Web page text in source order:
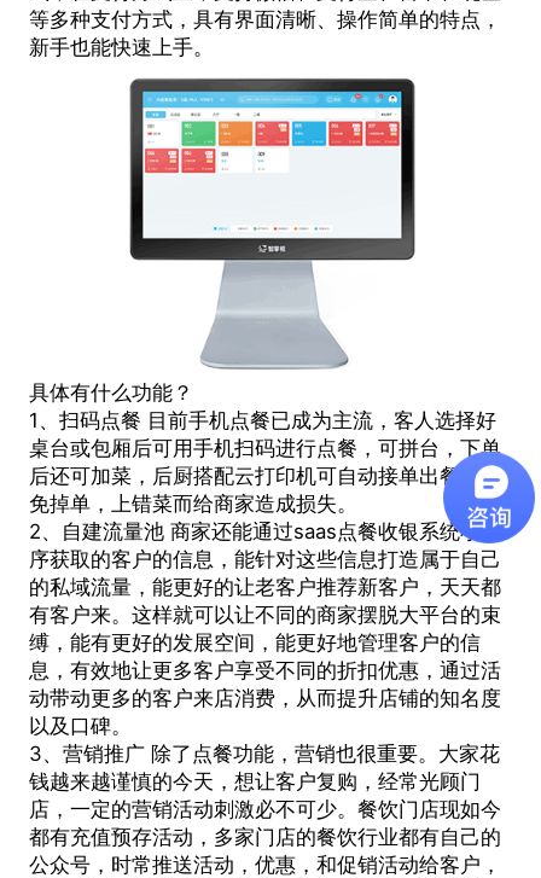
等多种支付方式，具有界面清晰、操作简单的特点，
新手也能快速上手。
具体有什么功能？
1、扫码点餐 目前手机点餐已成为主流，客人选择好
桌台或包厢后可用手机扫码进行点餐，可拼台，下单
后还可加菜，后厨搭配云打印机可自动接单出餐，避
免掉单，上错菜而给商家造成损失。
2、自建流量池 商家还能通过saas点餐收银系统小程
序获取的客户的信息，能针对这些信息打造属于自己
的私域流量，能更好的让老客户推荐新客户，天天都
有客户来。这样就可以让不同的商家摆脱大平台的束
缚，能有更好的发展空间，能更好地管理客户的信
息，有效地让更多客户享受不同的折扣优惠，通过活
动带动更多的客户来店消费，从而提升店铺的知名度
以及口碑。
3、营销推广 除了点餐功能，营销也很重要。大家花
钱越来越谨慎的今天，想让客户复购，经常光顾门
店，一定的营销活动刺激必不可少。餐饮门店现如今
都有充值预存活动，多家门店的餐饮行业都有自己的
公众号，时常推送活动，优惠，和促销活动给客户，